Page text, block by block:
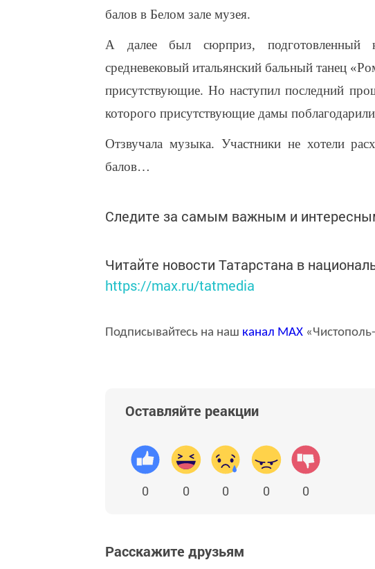
балов в Белом зале музея.
А далее был сюрприз, подготовленный
средневековый итальянский бальный танец
присутствующие. Но наступил последний
которого присутствующие дамы
Отзвучала музыка. Участники не хотели
балов…
Следите за самым важным и
Читайте новости Татарстана в
https://max.ru/tatmedia
Подписывайтесь на наш канал MAX
Оставляйте реакции
0 0 0 0 0
Расскажите друзьям